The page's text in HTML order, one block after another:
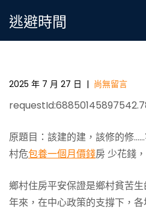
逃避時間
寧夏齊心一包養網站比較縣
2025 年 7 月 27 日 | 尚無留言
原題目：該建的建，該修的修
村危包養一個月價錢房 少花錢
鄉村住房平安保證是鄉村貧苦
年來，在中心政策的支撐下，